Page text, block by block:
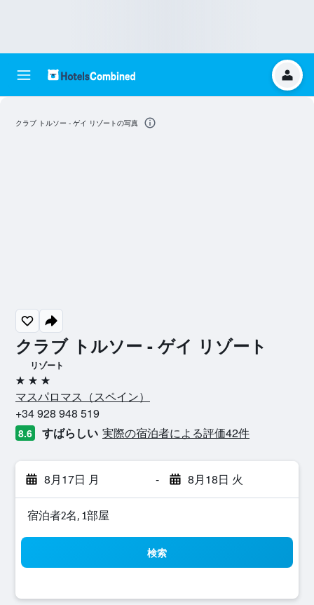
クラブ トルソー - ゲイ リゾート
リゾート
3つ星
マスパロマス​（スペイン​）​
+34 928 948 519
8.6 すばらしい 実際の宿泊者による評価42​件
8月17日 月 - 8月18日 火
宿泊者2名, 1​部屋
検索
クラブ トルソー - ゲイ リゾートの写真